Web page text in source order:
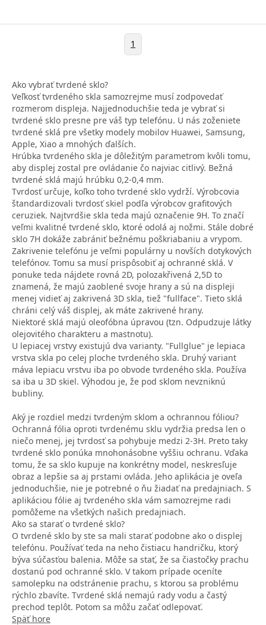
1
Ako vybrať tvrdené sklo?
Veľkosť tvrdeného skla samozrejme musí zodpovedať
rozmerom displeja. Najjednoduchšie teda je vybrať si
tvrdené sklo presne pre váš typ telefónu. U nás zoženiete
tvrdené sklá pre všetky modely mobilov Huawei, Samsung,
Apple, Xiao a mnohých ďalších.
Hrúbka tvrdeného skla je dôležitým parametrom kvôli tomu,
aby displej zostal pre ovládanie čo najviac citlivý. Bežná
tvrdené sklá majú hrúbku 0,2-0,4 mm.
Tvrdosť určuje, koľko toho tvrdené sklo vydrží. Výrobcovia
štandardizovali tvrdosť skiel podľa výrobcov grafitových
ceruziek. Najtvrdšie skla teda majú označenie 9H. To značí
veľmi kvalitné tvrdené sklo, ktoré odolá aj nožmi. Stále dobré
sklo 7H dokáže zabrániť bežnému poškriabaniu a vrypom.
Zakrivenie telefónu je veľmi populárny u novších dotykových
telefónov. Tomu sa musí prispôsobiť aj ochranné sklá. V
ponuke teda nájdete rovná 2D, polozakřivená 2,5D to
znamená, že majú zaoblené svoje hrany a sú na displeji
menej vidieť aj zakrivená 3D skla, tiež "fullface". Tieto sklá
chráni celý váš displej, ak máte zakrivené hrany.
Niektoré sklá majú oleofóbna úpravou (tzn. Odpudzuje látky
olejovitého charakteru a mastnotu).
U lepiacej vrstvy existujú dva varianty. "Fullglue" je lepiaca
vrstva skla po celej ploche tvrdeného skla. Druhý variant
máva lepiacu vrstvu iba po obvode tvrdeného skla. Používa
sa iba u 3D skiel. Výhodou je, že pod sklom nevzniknú
bubliny.
Aký je rozdiel medzi tvrdeným sklom a ochrannou fóliou?
Ochranná fólia oproti tvrdenému sklu vydržia predsa len o
niečo menej, jej tvrdosť sa pohybuje medzi 2-3H. Preto taky
tvrdené sklo ponúka mnohonásobne vyššiu ochranu. Vďaka
tomu, že sa sklo kupuje na konkrétny model, neskresľuje
obraz a lepšie sa aj prstami ovláda. Jeho aplikácia je oveľa
jednoduchšie, nie je potrebné o ňu žiadať na predajniach. S
aplikáciou fólie aj tvrdeného skla vám samozrejme radi
pomôžeme na všetkých našich predajniach.
Ako sa starať o tvrdené sklo?
O tvrdené sklo by ste sa mali starať podobne ako o displej
telefónu. Používať teda na neho čistiacu handričku, ktorý
býva súčasťou balenia. Môže sa stať, že sa čiastočky prachu
dostanú pod ochranné sklo. V takom prípade oceníte
samolepku na odstránenie prachu, s ktorou sa problému
rýchlo zbavíte. Tvrdené sklá nemajú rady vodu a častý
prechod teplôt. Potom sa môžu začať odlepovať.
Späť hore